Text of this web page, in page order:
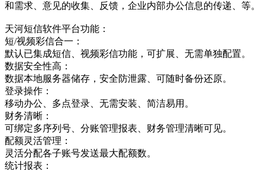
和需求、意见的收集、反馈，企业内部办公信息的传递、等。
天河短信软件平台功能：
短/视频彩信合一：
默认已集成短信、视频彩信功能，可扩展、无需单独配置。
数据安全性高：
数据本地服务器储存，安全防泄露、可随时备份还原。
登录操作：
移动办公、多点登录、无需安装、简洁易用。
财务清晰：
可绑定多序列号、分账管理报表、财务管理清晰可见。
配额灵活管理：
灵活分配各子账号发送最大配额数。
统计报表：